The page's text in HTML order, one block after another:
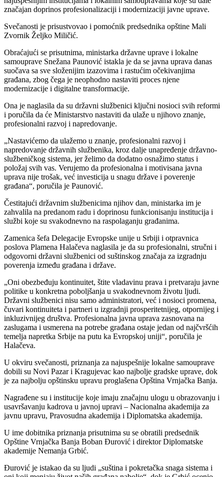
značajan doprinos profesionalizaciji i modernizaciji javne uprave.
Svečanosti je prisustvovao i pomoćnik predsednika opštine Mali
Zvornik Željko Miličić.
Obraćajući se prisutnima, ministarka državne uprave i lokalne
samouprave Snežana Paunović istakla je da se javna uprava danas
suočava sa sve složenijim izazovima i rastućim očekivanjima
građana, zbog čega je neophodno nastaviti proces njene
modernizacije i digitalne transformacije.
Ona je naglasila da su državni službenici ključni nosioci svih reformi
i poručila da će Ministarstvo nastaviti da ulaže u njihovo znanje,
profesionalni razvoj i napredovanje.
„Nastavićemo da ulažemo u znanje, profesionalni razvoj i
napredovanje državnih službenika, kroz dalje unapređenje državno-
službeničkog sistema, jer želimo da dodatno osnažimo status i
položaj svih vas. Verujemo da profesionalna i motivisana javna
uprava nije trošak, već investicija u snagu države i poverenje
građana“, poručila je Paunović.
Čestitajući državnim službenicima njihov dan, ministarka im je
zahvalila na predanom radu i doprinosu funkcionisanju institucija i
službi koje su svakodnevno na raspolaganju građanima.
Zamenica šefa Delegacije Evropske unije u Srbiji i otpravnica
poslova Plamena Halačeva naglasila je da su profesionalni, stručni i
odgovorni državni službenici od suštinskog značaja za izgradnju
poverenja između građana i države.
„Oni obezbeđuju kontinuitet, štite vladavinu prava i pretvaraju javne
politike u konkretna poboljšanja u svakodnevnom životu ljudi.
Državni službenici nisu samo administratori, već i nosioci promena,
čuvari kontinuiteta i partneri u izgradnji prosperitetnijeg, otpornijeg i
inkluzivnijeg društva. Profesionalna javna uprava zasnovana na
zaslugama i usmerena na potrebe građana ostaje jedan od najčvršćih
temelja napretka Srbije na putu ka Evropskoj uniji“, poručila je
Halačeva.
U okviru svečanosti, priznanja za najuspešnije lokalne samouprave
dobili su Novi Pazar i Kragujevac kao najbolje gradske uprave, dok
je za najbolju opštinsku upravu proglašena Opština Vrnjačka Banja.
Nagrađene su i institucije koje imaju značajnu ulogu u obrazovanju i
usavršavanju kadrova u javnoj upravi – Nacionalna akademija za
javnu upravu, Pravosudna akademija i Diplomatska akademija.
U ime dobitnika priznanja prisutnima su se obratili predsednik
Opštine Vrnjačka Banja Boban Đurović i direktor Diplomatske
akademije Nemanja Grbić.
Đurović je istakao da su ljudi „suština i pokretačka snaga sistema i